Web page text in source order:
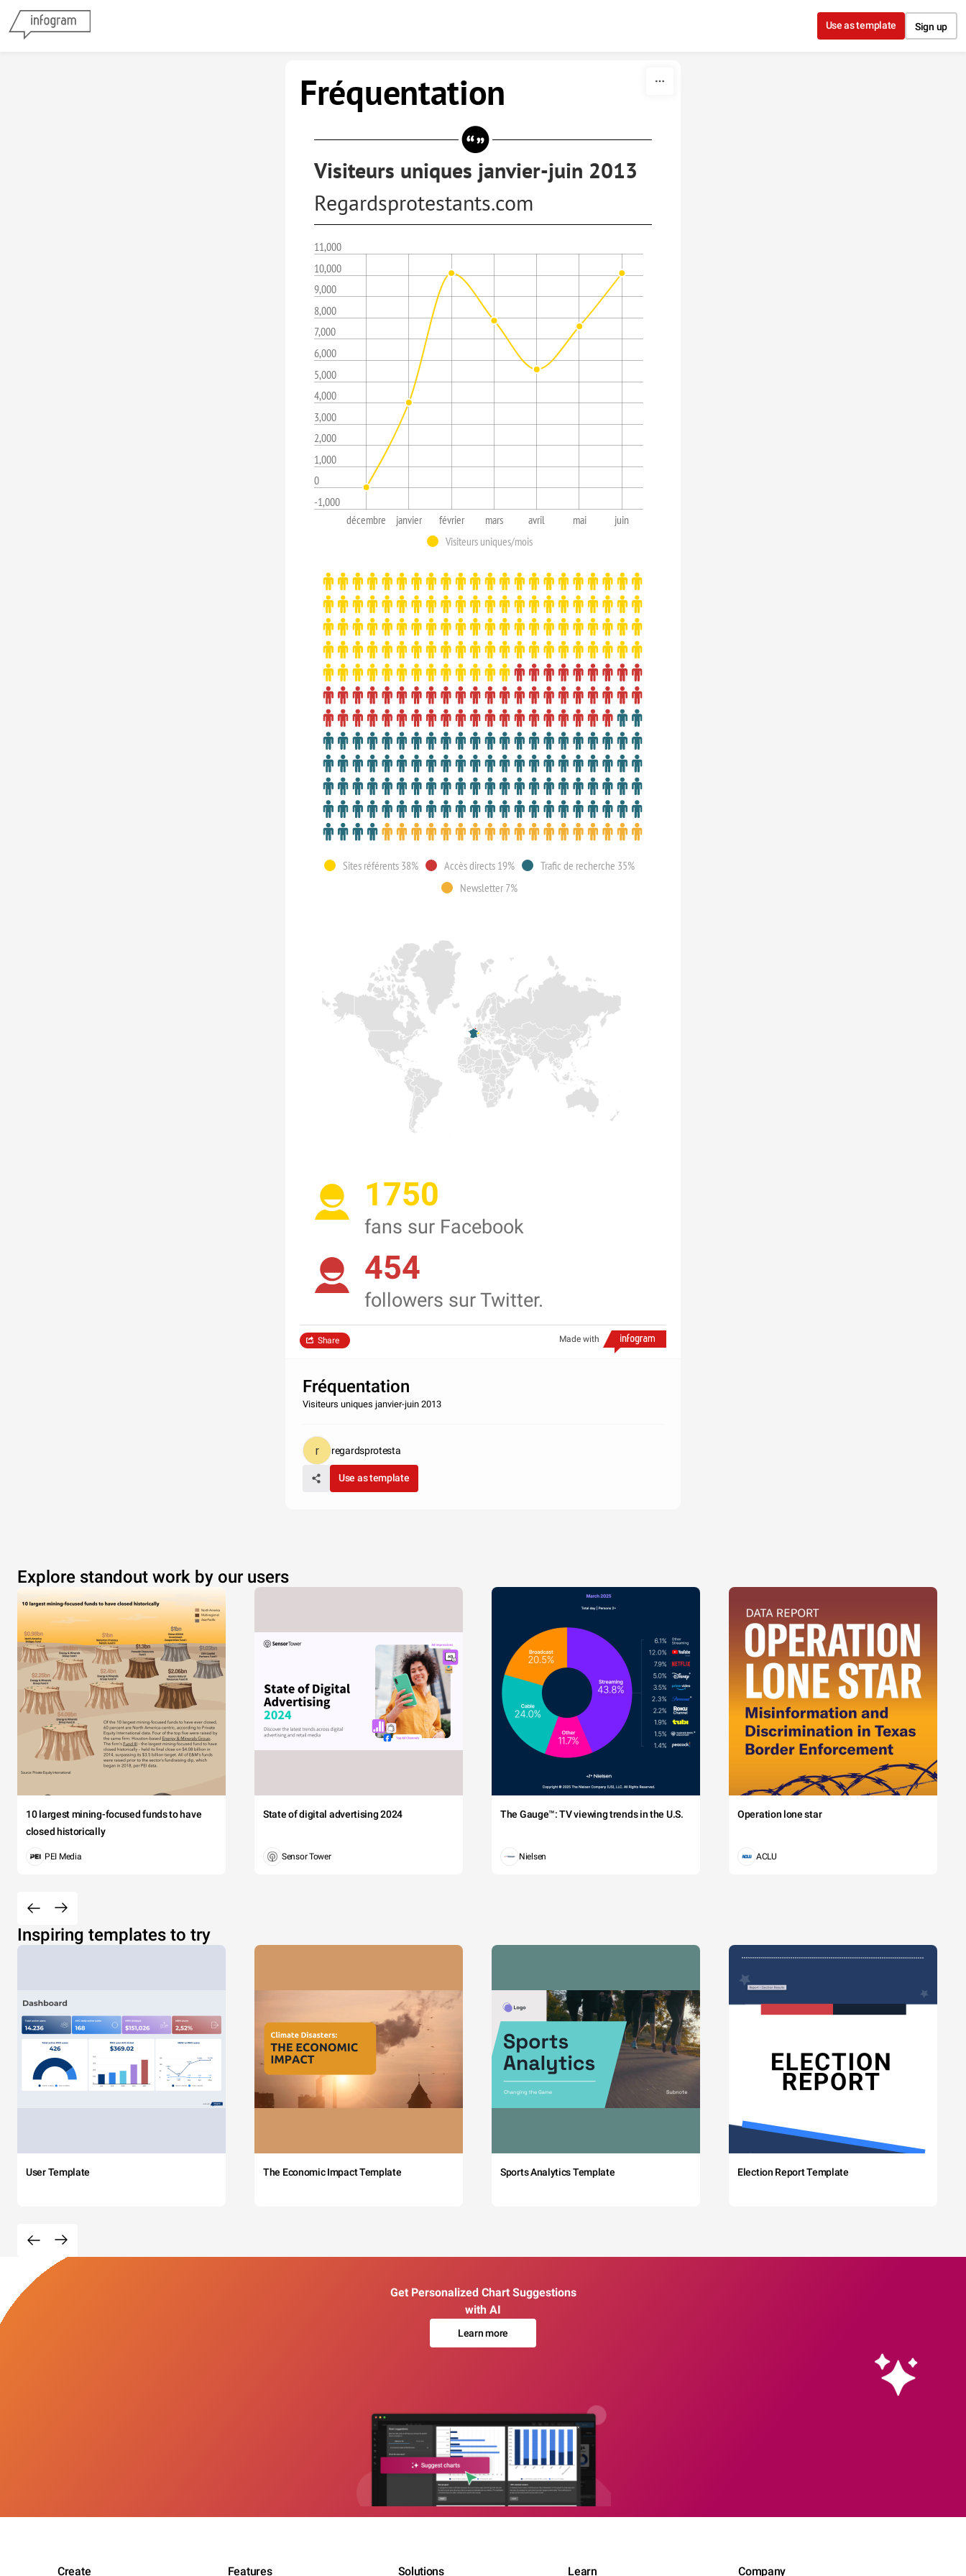
Use as template Sign up
Fréquentation
Visiteurs uniques janvier-juin 2013
Regardsprotestants.com
-1,000
0
1,000
2,000
3,000
4,000
5,000
6,000
7,000
8,000
9,000
10,000
11,000
décembre janvier février mars avril mai
juin
Visiteurs uniques/mois
Sites référents 38% Accès directs 19%
Trafic de recherche 35%
Newsletter 7%
1750
fans sur Facebook
454
followers sur Twitter.
Made with
Share
Fréquentation
Visiteurs uniques janvier-juin 2013
regardsprotesta
Use as template
Explore standout work by our users
10 largest mining-focused funds to have
closed historically
PEI Media
State of digital advertising 2024
Sensor Tower
The Gauge™: TV viewing trends in the U.S.
Nielsen
Operation lone star
ACLU
Inspiring templates to try
User Template The Economic Impact Template Sports Analytics Template Election Report Template
Get Personalized Chart Suggestions
with AI
Learn more
Create Features Solutions Learn Company